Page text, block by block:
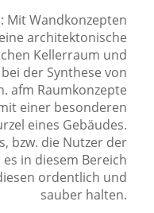
Mit Wandkonzepten
architektonische
Kellerraum und
der Synthese von
afm Raumkonzepte
einer besonderen
eines Gebäudes.
bzw. die Nutzer der
in diesem Bereich
ordentlich und
sauber halten.